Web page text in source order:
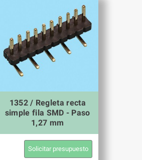
1352 / Regleta recta
simple fila SMD - Paso
1,27 mm
Solicitar presupuesto